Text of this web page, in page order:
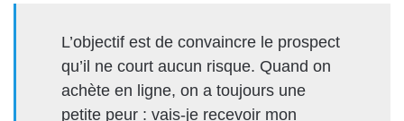
L’objectif est de convaincre le prospect
qu’il ne court aucun risque. Quand on
achète en ligne, on a toujours une
petite peur : vais-je recevoir mon